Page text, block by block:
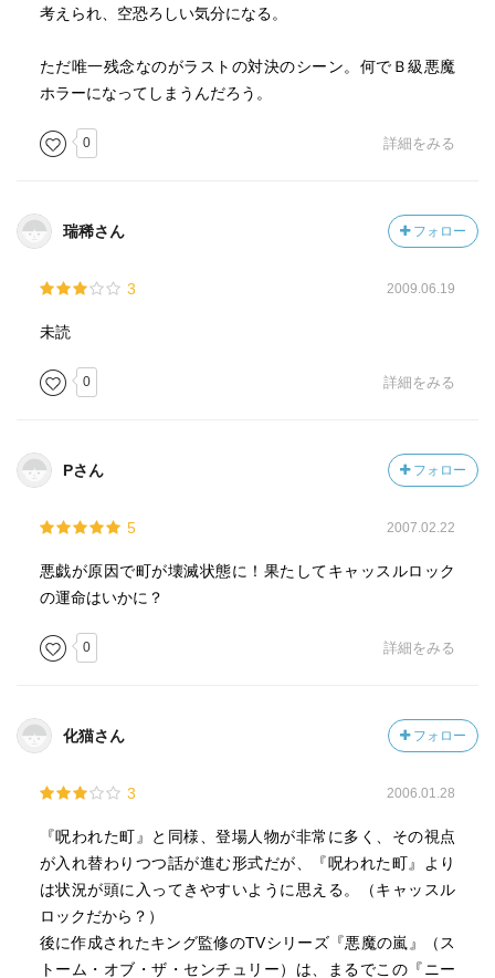
たり前です。ですから、住民達が疑心暗鬼に陥っていくそ
これが例えば、普通の人だったら全く気にしないような
「いたずら」で、だけどそれが特定の人にとっては不安や
もっと意外性は増していたことでしょう。そうした切り口
から「日常に潜む恐怖」を描くこともできたはずです。
つまりこの『ニードフル･シングス』は、意外性がなく、予
定調和的で、そのくせ長すぎるのです。
最後の、保安官と悪魔との対決のシーンはそれなりに面白
いのですが、ストーリー全体から見ると唐突で、取って付
が崩壊する」物語なのであって、「愛と勇気で悪魔を追い
払って街を救う」物語ではないということでしょう。
おそらくこの作品は、長編ではなく短編にまとめてギュッ
と内容を凝縮した方がより面白くなったはずです。僕が書
いてみましょうか？ それも面白いかも。
考えられ、空恐ろしい気分になる。
ただ唯一残念なのがラストの対決のシーン。何でＢ級悪魔
ホラーになってしまうんだろう。
0 詳細をみる
瑞稀さん フォロー
3 2009.06.19
未読
0 詳細をみる
Pさん フォロー
5 2007.02.22
悪戯が原因で町が壊滅状態に！果たしてキャッスルロック
の運命はいかに？
0 詳細をみる
化猫さん フォロー
3 2006.01.28
『呪われた町』と同様、登場人物が非常に多く、その視点
が入れ替わりつつ話が進む形式だが、『呪われた町』より
は状況が頭に入ってきやすいように思える。（キャッスル
ロックだから？）
後に作成されたキング監修のTVシリーズ『悪魔の嵐』（ス
トーム・オブ・ザ・センチュリー）は、まるでこの『ニー